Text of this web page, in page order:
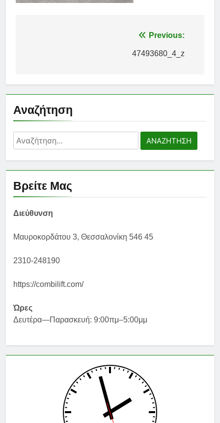
Previous:
47493680_4_z
Αναζήτηση
Αναζήτηση
για:
Βρείτε Μας
Διεύθυνση
Μαυροκορδάτου 3, Θεσσαλονίκη 546 45
2310-248190
https://combilift.com/
Ώρες
Δευτέρα—Παρασκευή: 9:00πμ–5:00μμ